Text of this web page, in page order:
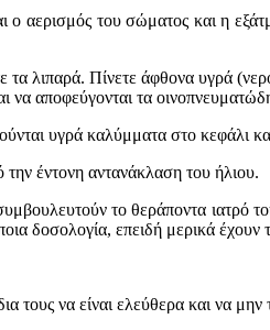
ο αερισμός του σώματος και η
λιπαρά. Πίνετε άφθονα υγρά
να αποφεύγονται τα
υγρά καλύμματα στο κεφάλι
έντονη αντανάκλαση του ήλιου.
το θεράποντα ιατρό
δοσολογία, επειδή μερικά
τους να είναι ελεύθερα και να μην